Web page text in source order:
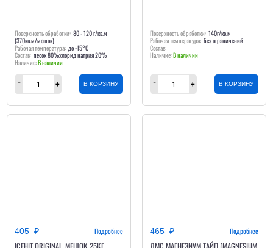
Поверхность обработки: 80 - 120 г/кв.м
(370кв.м/мешок)
Рабочая температура: до -15°С
Состав: песок 80%хлорид натрия 20%
В наличии
В КОРЗИНУ
Поверхность обработки: 140г/кв.м
Рабочая температура: без ограничений
Состав:
В наличии
В КОРЗИНУ
405 Подробнее 465 Подробнее